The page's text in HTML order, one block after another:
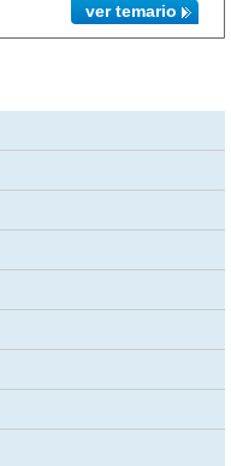
ver temario